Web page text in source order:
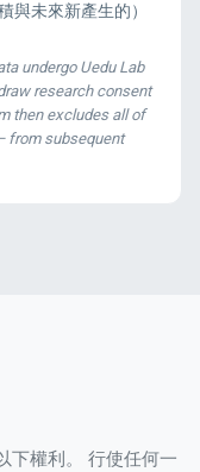
與未來新產生的）
undergo Uedu Lab
research consent
then excludes all of
from subsequent
下權利。 行使任何一